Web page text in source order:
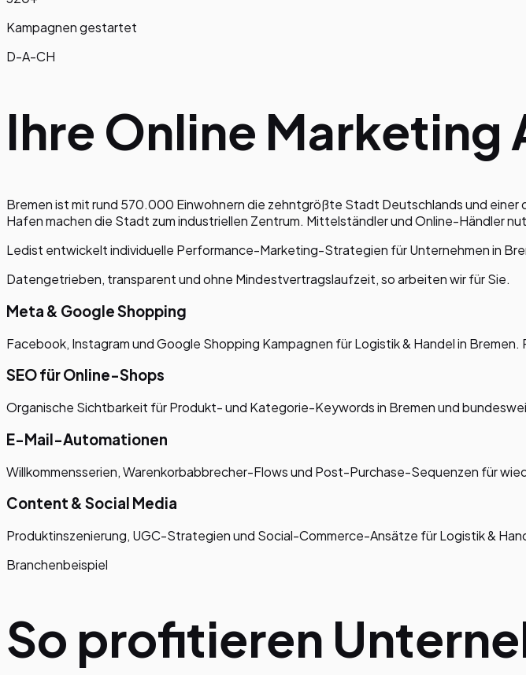
Kampagnen gestartet
D-A-CH
Ihre Online Marketing
Bremen ist mit rund 570.000 Einwohnern die zehntgrößte Stadt Deutschlands und
Hafen machen die Stadt zum industriellen Zentrum. Mittelständler und Online-Händler
Ledist entwickelt individuelle Performance-Marketing-Strategien für Unternehmen in
Datengetrieben, transparent und ohne Mindestvertragslaufzeit, so arbeiten wir für Sie.
Meta & Google Shopping
Facebook, Instagram und Google Shopping Kampagnen für Logistik & Handel in
SEO für Online-Shops
Organische Sichtbarkeit für Produkt- und Kategorie-Keywords in Bremen und
E-Mail-Automationen
Willkommensserien, Warenkorbabbrecher-Flows und Post-Purchase-Sequenzen für
Content & Social Media
Produktinszenierung, UGC-Strategien und Social-Commerce-Ansätze für Logistik &
Branchenbeispiel
So profitieren